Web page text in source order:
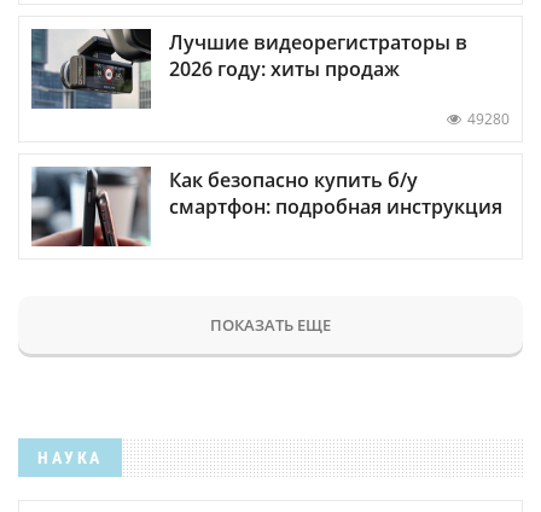
Лучшие видеорегистраторы в
2026 году: хиты продаж
49280
Как безопасно купить б/у
смартфон: подробная инструкция
ПОКАЗАТЬ ЕЩЕ
НАУКА